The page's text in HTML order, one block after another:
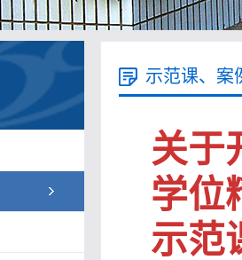
示范课、案
关于
学位
示范